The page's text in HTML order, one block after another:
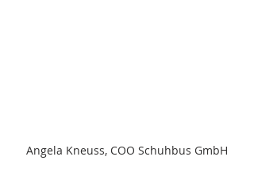
Angela Kneuss, COO Schuhbus GmbH